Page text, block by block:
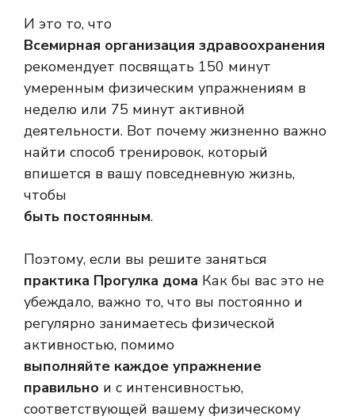
И это то, что
Всемирная организация здравоохранения
рекомендует посвящать 150 минут
умеренным физическим упражнениям в
неделю или 75 минут активной
деятельности. Вот почему жизненно важно
найти способ тренировок, который
впишется в вашу повседневную жизнь,
чтобы
быть постоянным.
Поэтому, если вы решите заняться
практика Прогулка дома Как бы вас это не
убеждало, важно то, что вы постоянно и
регулярно занимаетесь физической
активностью, помимо
выполняйте каждое упражнение
правильно и с интенсивностью,
соответствующей вашему физическому